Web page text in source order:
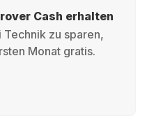
Cash erhalten
zu sparen,
Monat gratis.